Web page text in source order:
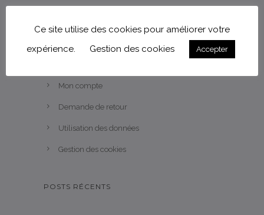
Mon compte
Demande de retour
Utilisation des données
Gestion des cookies
POSTS RÉCENTS
Ce site utilise des cookies pour améliorer votre
expérience.
Gestion des cookies Accepter